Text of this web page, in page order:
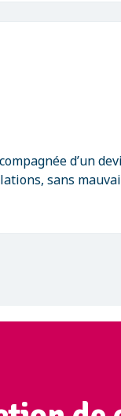
d’un
sans